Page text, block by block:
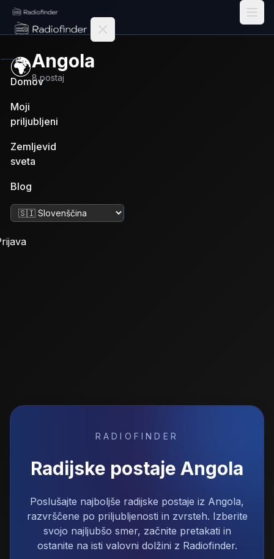
Radiofinder home
Domov
Moji
priljubljeni
Zemljevid
sveta
Blog
Spremeni jezik
🌍Angola
8 postaj
RADIOFINDER
Radijske postaje Angola
Poslušajte najboljše radijske postaje iz Angola,
razvrščene po priljubljenosti in zvrsteh. Izberite
svojo najljubšo smer, začnite pretakati in
ostanite na isti valovni dolžini z Radiofinder.